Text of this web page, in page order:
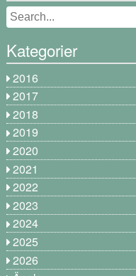
Kategorier
2016
2017
2018
2019
2020
2021
2022
2023
2024
2025
2026